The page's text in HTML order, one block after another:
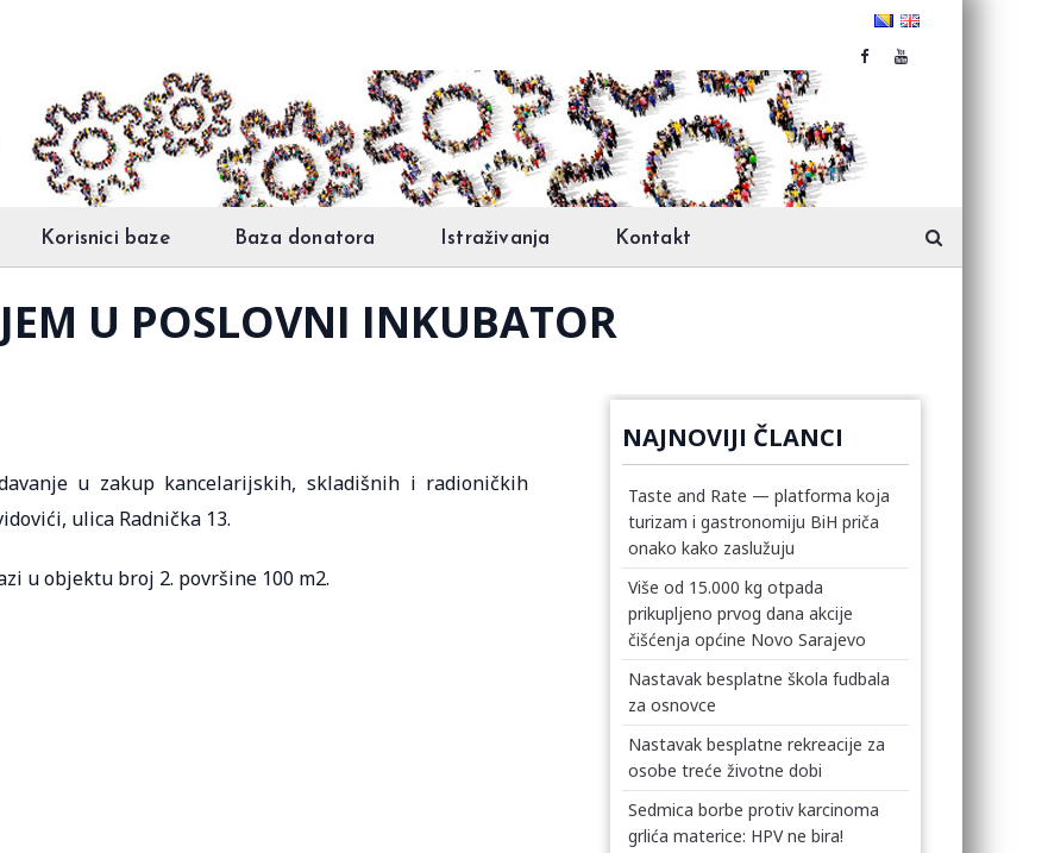
Korisnici baze Baza donatora Istraživanja Kontakt
U POSLOVNI INKUBATOR
u zakup kancelarijskih, skladišnih i radioničkih
ulica Radnička 13.
u objektu broj 2. površine 100 m2.
NAJNOVIJI ČLANCI
Taste and Rate — platforma koja
turizam i gastronomiju BiH priča
onako kako zaslužuju
Više od 15.000 kg otpada
prikupljeno prvog dana akcije
čišćenja općine Novo Sarajevo
Nastavak besplatne škola fudbala
za osnovce
Nastavak besplatne rekreacije za
osobe treće životne dobi
Sedmica borbe protiv karcinoma
grlića materice: HPV ne bira!